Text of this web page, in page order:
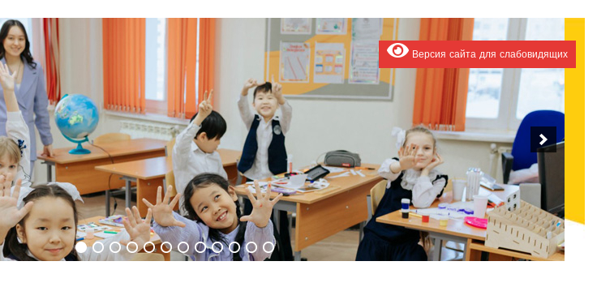
Версия сайта для слабовидящих